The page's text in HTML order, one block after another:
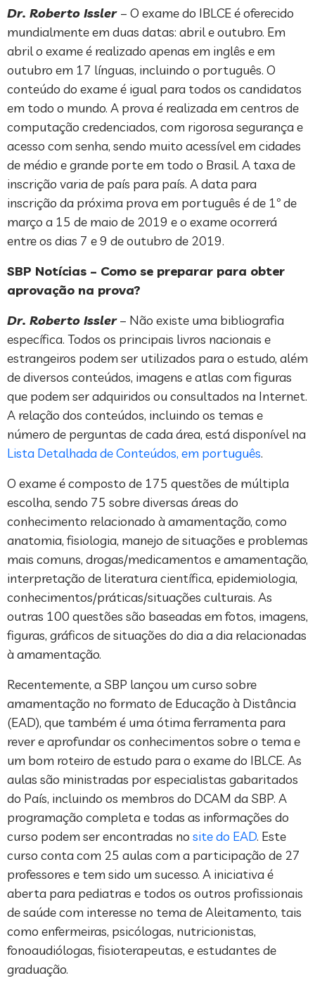
Dr. Roberto Issler – O exame do IBLCE é oferecido
mundialmente em duas datas: abril e outubro. Em
abril o exame é realizado apenas em inglês e em
outubro em 17 línguas, incluindo o português. O
conteúdo do exame é igual para todos os candidatos
em todo o mundo. A prova é realizada em centros de
computação credenciados, com rigorosa segurança e
acesso com senha, sendo muito acessível em cidades
de médio e grande porte em todo o Brasil. A taxa de
inscrição varia de país para país. A data para
inscrição da próxima prova em português é de 1º de
março a 15 de maio de 2019 e o exame ocorrerá
entre os dias 7 e 9 de outubro de 2019.
SBP Notícias – Como se preparar para obter
aprovação na prova?
Dr. Roberto Issler– Não existe uma bibliografia
específica. Todos os principais livros nacionais e
estrangeiros podem ser utilizados para o estudo, além
de diversos conteúdos, imagens e atlas com figuras
que podem ser adquiridos ou consultados na Internet.
A relação dos conteúdos, incluindo os temas e
número de perguntas de cada área, está disponível na
Lista Detalhada de Conteúdos, em português.
O exame é composto de 175 questões de múltipla
escolha, sendo 75 sobre diversas áreas do
conhecimento relacionado à amamentação, como
anatomia, fisiologia, manejo de situações e problemas
mais comuns, drogas/medicamentos e amamentação,
interpretação de literatura científica, epidemiologia,
conhecimentos/práticas/situações culturais. As
outras 100 questões são baseadas em fotos, imagens,
figuras, gráficos de situações do dia a dia relacionadas
à amamentação.
Recentemente, a SBP lançou um curso sobre
amamentação no formato de Educação à Distância
(EAD), que também é uma ótima ferramenta para
rever e aprofundar os conhecimentos sobre o tema e
um bom roteiro de estudo para o exame do IBLCE. As
aulas são ministradas por especialistas gabaritados
do País, incluindo os membros do DCAM da SBP. A
programação completa e todas as informações do
curso podem ser encontradas no site do EAD. Este
curso conta com 25 aulas com a participação de 27
professores e tem sido um sucesso. A iniciativa é
aberta para pediatras e todos os outros profissionais
de saúde com interesse no tema de Aleitamento, tais
como enfermeiras, psicólogas, nutricionistas,
fonoaudiólogas, fisioterapeutas, e estudantes de
graduação.